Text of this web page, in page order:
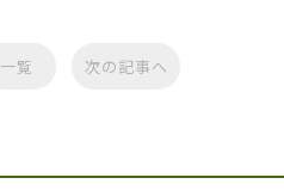
一覧 次の記事へ